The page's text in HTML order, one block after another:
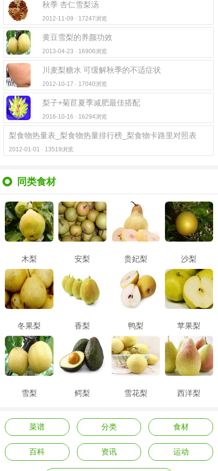
秋季 杏仁雪梨汤
2012-11-09 · 17247浏览
黄豆雪梨的养颜功效
2013-04-23 · 16906浏览
川麦梨糖水 可缓解秋季的不适症状
2012-10-17 · 17040浏览
梨子+菊苣夏季减肥最佳搭配
2016-10-16 · 16294浏览
梨食物热量表_梨食物热量排行榜_梨食物卡路里对照表
2012-01-01 · 13519浏览
同类食材
木梨 安梨 贵妃梨 沙梨
冬果梨 香梨 鸭梨 苹果梨
雪梨 鳄梨 雪花梨 西洋梨
菜谱 分类 食材
百科 资讯 运动